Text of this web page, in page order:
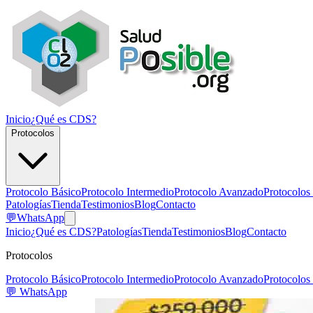
Inicio¿Qué es CDS?
Protocolos
Protocolo BásicoProtocolo IntermedioProtocolo Avanzado
PatologíasTiendaTestimoniosBlogContacto
💬WhatsApp
Inicio¿Qué es CDS?PatologíasTiendaTestimoniosBlogContacto
Protocolos
Protocolo BásicoProtocolo IntermedioProtocolo Avanzado
💬 WhatsApp